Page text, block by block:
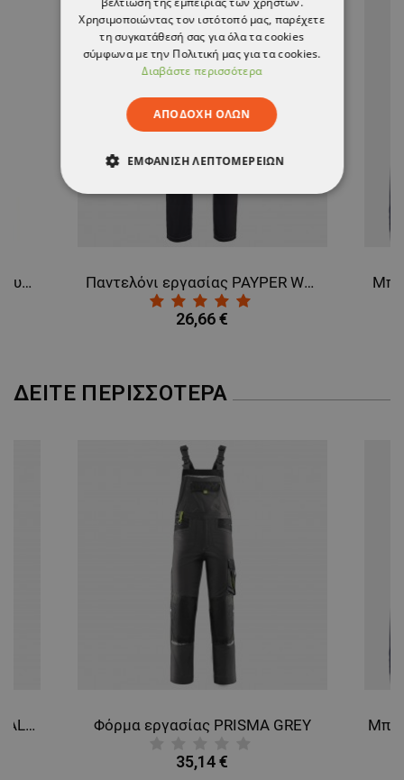
Μακρυμάνικο μπλουζάκι με κουκούλα PAYPER TORONTO NAVY Παντελόνι εργασίας PAYPER WORKER BLACK
26,66 €
ΔΕΊΤΕ ΠΕΡΙΣΣΌΤΕΡΑ
Ζακέτα PRISMA 2.0 NAVY/ROYAL BLUE Φόρμα εργασίας PRISMA GREY
35,14 €
Χρησιμοποιώντας τον ιστότοπό μας, παρέχετε
τη συγκατάθεσή σας για όλα τα cookies
σύμφωνα με την Πολιτική μας για τα cookies.
Διαβάστε περισσότερα
ΑΠΟΔΟΧΉ ΌΛΩΝ
ΕΜΦΆΝΙΣΗ ΛΕΠΤΟΜΕΡΕΙΏΝ
ΑΠΟΛΎΤΩΣ ΑΠΑΡΑΊΤΗΤΑ
ΑΠΌΔΟΣΗΣ ΣΤΌΧΕΥΣΗΣ
ΛΕΙΤΟΥΡΓΙΚΌΤΗΤΑΣ
ΜΗ ΤΑΞΙΝΟΜΗΜΈΝΑ